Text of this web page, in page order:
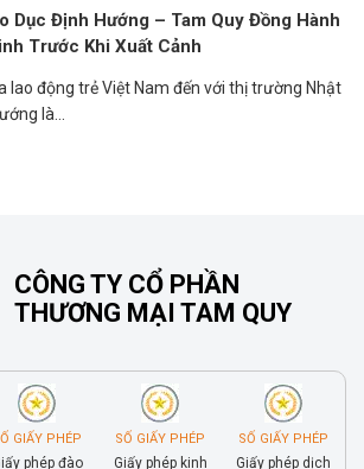
Dục Định Hướng – Tam Quy Đồng Hành
Trước Khi Xuất Cảnh
lao động trẻ Việt Nam đến với thị trường Nhật
là...
CÔNG TY CỔ PHẦN
THƯƠNG MẠI TAM QUY
GIẤY PHÉP
phép đào
SỐ GIẤY PHÉP
Giấy phép kinh
SỐ GIẤY PHÉP
Giấy phép dịch